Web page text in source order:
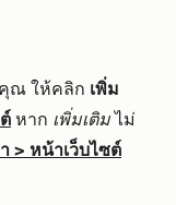
ณ ให้คลิก เพิ่ม
หาก เพิ่มเติมไม่
> หน้าเว็บไซต์